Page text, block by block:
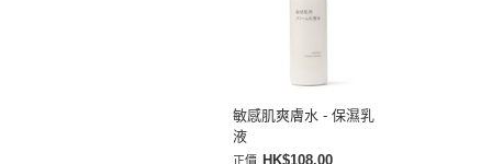
敏感肌爽膚水 - 保濕乳
液
正價 HK$108.00